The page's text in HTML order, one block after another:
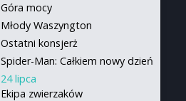
Góra mocy
Młody Waszyngton
Ostatni konsjerż
Spider-Man: Całkiem nowy dzień
24 lipca
Ekipa zwierzaków